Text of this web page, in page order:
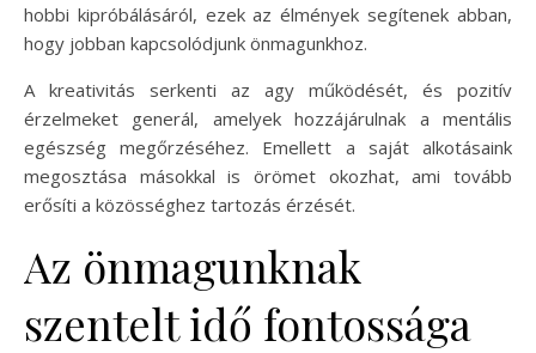
hobbi kipróbálásáról, ezek az élmények segítenek abban,
hogy jobban kapcsolódjunk önmagunkhoz.
A kreativitás serkenti az agy működését, és pozitív
érzelmeket generál, amelyek hozzájárulnak a mentális
egészség megőrzéséhez. Emellett a saját alkotásaink
megosztása másokkal is örömet okozhat, ami tovább
erősíti a közösséghez tartozás érzését.
Az önmagunknak
szentelt idő fontossága